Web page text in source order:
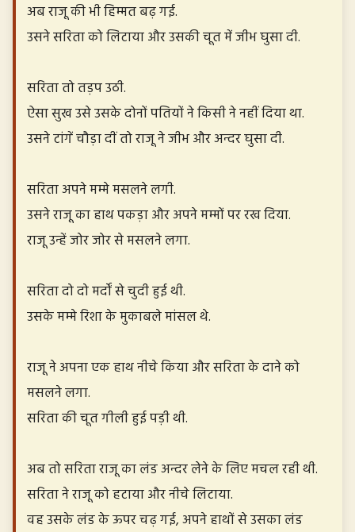
अब राजू की भी हिम्मत बढ़ गई.
उसने सरिता को लिटाया और उसकी चूत में जीभ घुसा दी.
सरिता तो तड़प उठी.
ऐसा सुख उसे उसके दोनों पतियों ने किसी ने नहीं दिया था.
उसने टांगें चौड़ा दीं तो राजू ने जीभ और अन्दर घुसा दी.
सरिता अपने मम्मे मसलने लगी.
उसने राजू का हाथ पकड़ा और अपने मम्मों पर रख दिया.
राजू उन्हें जोर जोर से मसलने लगा.
सरिता दो दो मर्दों से चुदी हुई थी.
उसके मम्मे रिशा के मुकाबले मांसल थे.
राजू ने अपना एक हाथ नीचे किया और सरिता के दाने को
मसलने लगा.
सरिता की चूत गीली हुई पड़ी थी.
अब तो सरिता राजू का लंड अन्दर लेने के लिए मचल रही थी.
सरिता ने राजू को हटाया और नीचे लिटाया.
वह उसके लंड के ऊपर चढ़ गई, अपने हाथों से उसका लंड